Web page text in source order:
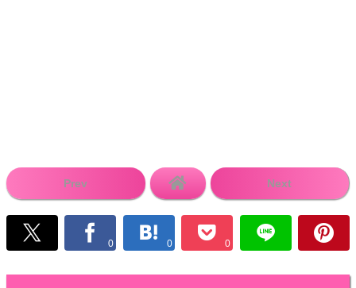
Prev Next
0 0 0